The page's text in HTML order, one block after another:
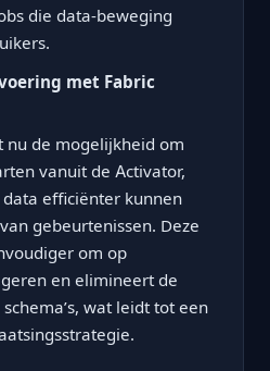
die data-beweging
met Fabric
nu de mogelijkheid om
vanuit de Activator,
efficiënter kunnen
gebeurtenissen. Deze
om op
en elimineert de
wat leidt tot een